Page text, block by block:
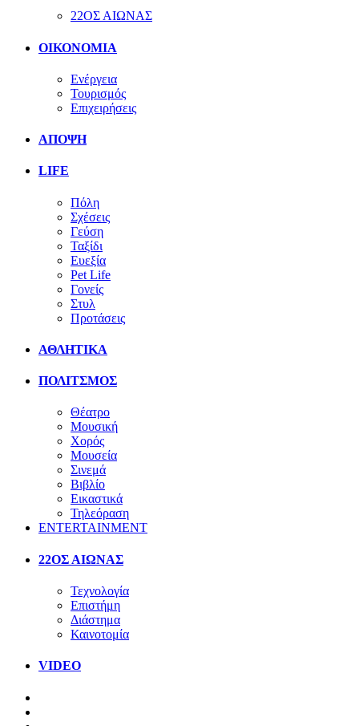
22ΟΣ ΑΙΩΝΑΣ
ΟΙΚΟΝΟΜΙΑ
Ενέργεια
Τουρισμός
Επιχειρήσεις
ΑΠΟΨΗ
LIFE
Πόλη
Σχέσεις
Γεύση
Ταξίδι
Ευεξία
Pet Life
Γονείς
Στυλ
Προτάσεις
ΑΘΛΗΤΙΚΑ
ΠΟΛΙΤΣΜΟΣ
Θέατρο
Μουσική
Χορός
Μουσεία
Σινεμά
Βιβλίο
Εικαστικά
Τηλεόραση
ENTERTAINMENT
22ΟΣ ΑΙΩΝΑΣ
Τεχνολογία
Επιστήμη
Διάστημα
Καινοτομία
VIDEO